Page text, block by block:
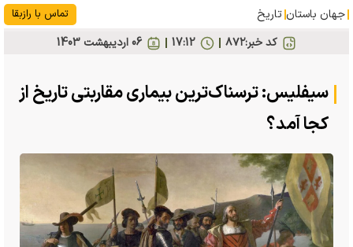
جهان باستان تاریخ تماس با رازبقا
کد خبر:۸۷۲ 06 ارديبهشت 1403 17:12
سیفلیس: ترسناک‌ترین بیماری مقاربتی تاریخ از
کجا آمد؟